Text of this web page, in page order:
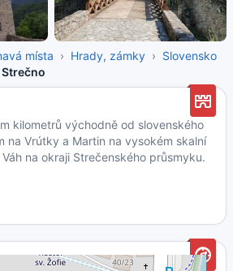
místa Hrady, zámky
Slovensko
Strečno
kilometrů východně od slovenského
na Vrútky a Martin na vysokém skalní
na okraji Strečenského průsmyku.